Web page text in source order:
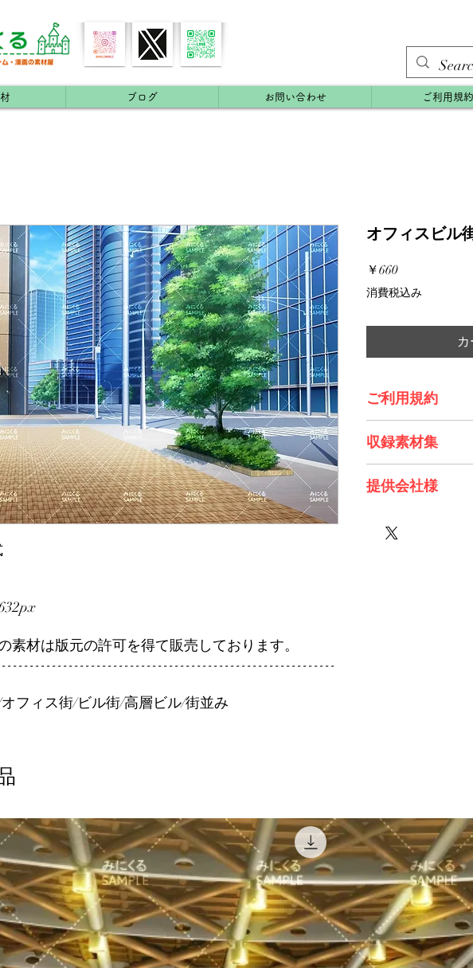
ブログ お問い合わせ ご利用規約
素材は版元の許可を得て販売しております。
フィス街/ビル街/高層ビル/街並み
オフィスビル
￥660価
格
消費税込み
ご利用規約
収録素材集
提供会社様